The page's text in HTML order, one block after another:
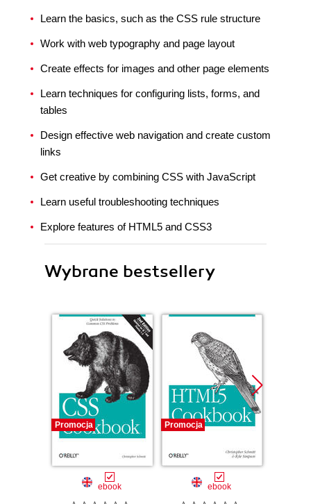
Learn the basics, such as the CSS rule structure
Work with web typography and page layout
Create effects for images and other page elements
Learn techniques for configuring lists, forms, and
tables
Design effective web navigation and create custom
links
Get creative by combining CSS with JavaScript
Learn useful troubleshooting techniques
Explore features of HTML5 and CSS3
Wybrane bestsellery
Promocja
ebook
Promocja
ebook